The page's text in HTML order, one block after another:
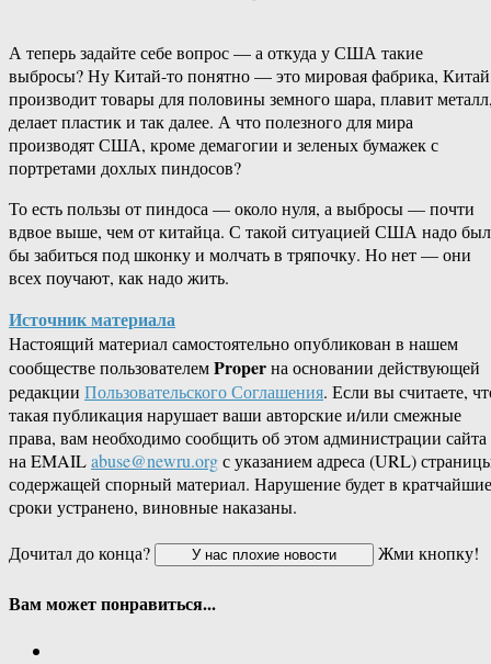
А теперь задайте себе вопрос — а откуда у США такие
выбросы? Ну Китай-то понятно — это мировая фабрика, Китай
производит товары для половины земного шара, плавит
делает пластик и так далее. А что полезного для мира
производят США, кроме демагогии и зеленых бумажек с
портретами дохлых пиндосов?
То есть пользы от пиндоса — около нуля, а выбросы — почти
вдвое выше, чем от китайца. С такой ситуацией США надо
бы забиться под шконку и молчать в тряпочку. Но нет — они
всех поучают, как надо жить.
Источник материала
Настоящий материал самостоятельно опубликован в нашем
сообществе пользователемProperна основании действующей
редакции Пользовательского Соглашения. Если вы считаете,
такая публикация нарушает ваши авторские и/или смежные
права, вам необходимо сообщить об этом администрации сайта
на EMAILabuse@newru.orgс указанием адреса (URL)
содержащей спорный материал. Нарушение будет в кратчайшие
сроки устранено, виновные наказаны.
Дочитал до конца?
Жми кнопку!
Вам может понравиться...